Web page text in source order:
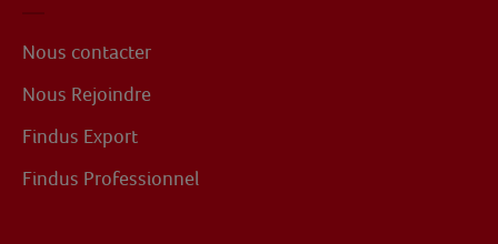
Nous contacter
Nous Rejoindre
Findus Export
Findus Professionnel